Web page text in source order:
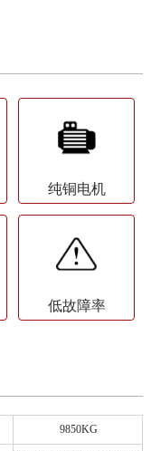
纯铜电机
低故障率
9850KG